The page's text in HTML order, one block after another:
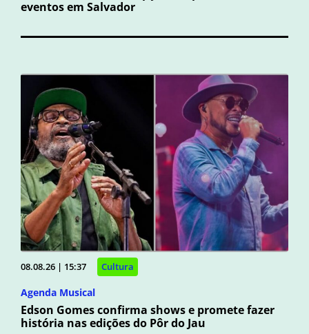
eventos em Salvador
08.08.26 | 15:37 Cultura
Agenda Musical
Edson Gomes confirma shows e promete fazer
história nas edições do Pôr do Jau